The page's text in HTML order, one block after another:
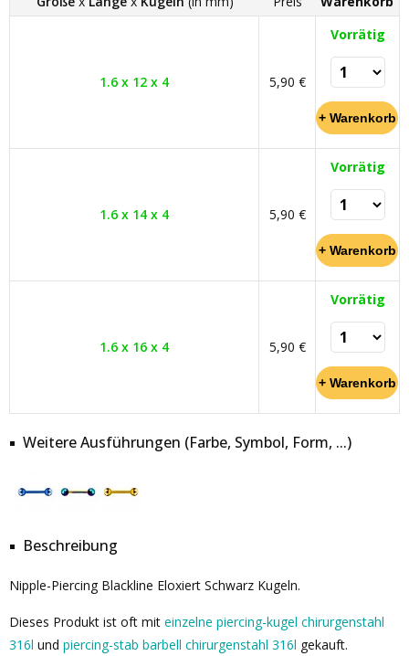
1.6 x 12 x 4 5,90 €
Vorrätig
1.6 x 14 x 4 5,90 €
Vorrätig
1.6 x 16 x 4 5,90 €
Vorrätig
Weitere Ausführungen (Farbe, Symbol, Form, ...)
Beschreibung
Nipple-Piercing Blackline Eloxiert Schwarz Kugeln.
Dieses Produkt ist oft mit einzelne piercing-kugel chirurgenstahl
316l und piercing-stab barbell chirurgenstahl 316l gekauft.